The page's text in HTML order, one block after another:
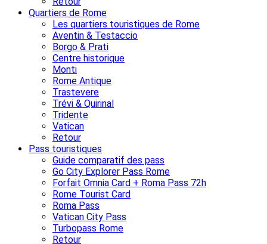
Quartiers de Rome
Les quartiers touristiques de Rome
Aventin & Testaccio
Borgo & Prati
Centre historique
Monti
Rome Antique
Trastevere
Trévi & Quirinal
Tridente
Vatican
Retour
Pass touristiques
Guide comparatif des pass
Go City Explorer Pass Rome
Forfait Omnia Card + Roma Pass 72h
Rome Tourist Card
Roma Pass
Vatican City Pass
Turbopass Rome
Retour